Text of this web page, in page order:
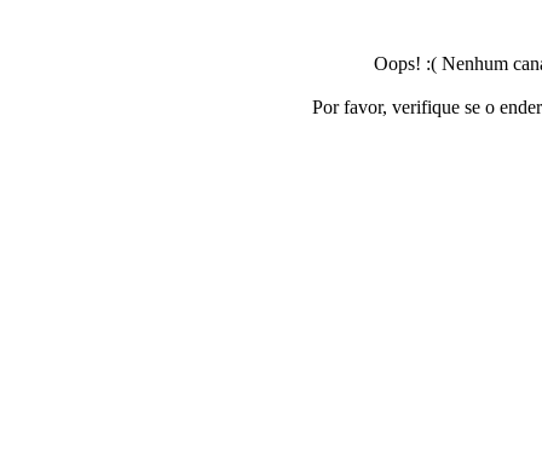
Oops! :( Nenhum
Por favor, verifique se o